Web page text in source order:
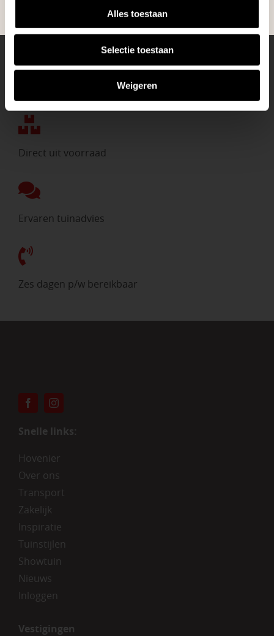
Alles toestaan
Selectie toestaan
Weigeren
Direct uit voorraad
Ervaren tuinadvies
Zes dagen p/w bereikbaar
Snelle links:
Hovenier
Over ons
Transport
Zakelijk
Inspiratie
Tuinstijlen
Showtuin
Nieuws
Inloggen
Vestigingen